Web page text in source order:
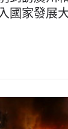
國家發展